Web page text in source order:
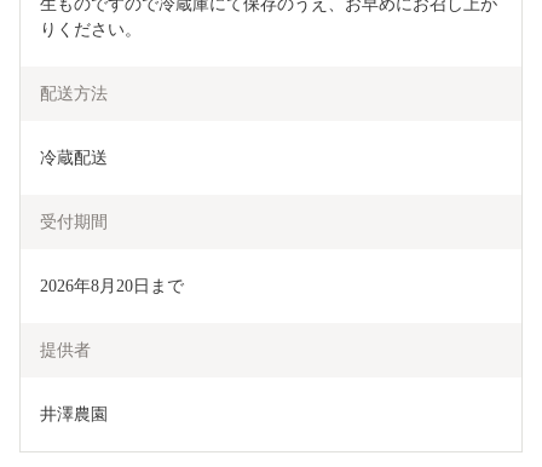
生ものですので冷蔵庫にて保存のうえ、お早めにお召し上が
りください。
配送方法
冷蔵配送
受付期間
2026年8月20日まで
提供者
井澤農園